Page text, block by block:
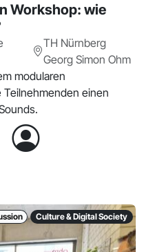
Workshop: wie
TH Nürnberg
Georg Simon Ohm
modularen
einen
Culture & Digital Society